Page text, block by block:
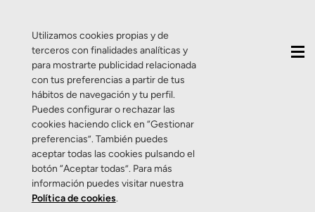
Etiqueta:heterocromía
Curiosidades
Heterochromia, por David
Utilizamos cookies propias y de
terceros con finalidades analíticas y
para mostrarte publicidad relacionada
con tus preferencias a partir de tus
hábitos de navegación y tu perfil.
Puedes configurar o rechazar las
cookies haciendo click en “Gestionar
preferencias”. También puedes
aceptar todas las cookies pulsando el
botón “Aceptar todas”. Para más
información puedes visitar nuestra
Política de cookies.